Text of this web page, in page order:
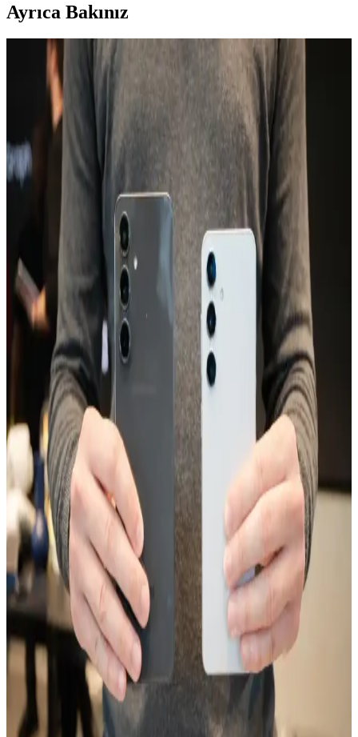
Ayrıca Bakınız
Tecno Spark 10 İncelemesi: Uygun Fiyatlı ve
Performans Odaklı Akıllı Telefon Seçenekleri
Tecno Spark 10, uygun fiyatı ve performansıyla öne çıkan, kullanıcı
memnuniyetini sağlayan şık tasarımı ve uzun pil ömrüyle günlük
kullanım için ideal bir akıllı telefon seçeneğidir.
TECNO Spark 20 ve Güncel Teknolojik Gelişmeler
Hakkında Detaylar
TECNO'nun yeni modelleri ve Spark serisinin özellikleri, tasarım,
batarya, kamera ve depolama alanındaki gelişmelerle ilgili detaylar
Galaxy A24: Uygun Fiyatlı ve Güçlü Özelliklere
Sahip Akıllı Telefon Seçeneği
Galaxy A24, uygun fiyatı ve temel özellikleriyle günlük kullanım ve
fotoğrafçılık ihtiyaçlarını karşılayan, uzun pil ömrü sunan ekonomik
akıllı telefon seçeneğidir.
Xiaomi Note 8'in Performans Özellikleri ve Aksesuar
Uyumluluğu Hakkında Güncel Bilgiler
Xiaomi Note 8'in performansı ve aksesuar uyumluluğu hakkında
genel bilgiler, teknik detaylar ve kullanım ipuçlarıyla ilgili güncel ve
kapsamlı bir değerlendirme.
Omix X7 ve Reeder P13 Blue Plus Akıllı
Telefonlarının Teknik Özellikleri ve Karşılaştırması
Omix X7 ve Reeder P13 Blue Plus modelleri, ekran, pil ve kamera
özellikleriyle benzer performans gösteriyor. Fiyat ve kullanım
ihtiyaçlarına göre tercih yapmayı kolaylaştıran detaylar içeriyor.
Huawei'nin Katlanabilir Telefon Modelleri ve
Teknolojik Gelişmeleri Üzerine Güncel Bir
Değerlendirme
Huawei'nin katlanabilir telefonları, yüksek teknoloji ve yenilikçilikle
öne çıkıyor. Bu modeller, taşınabilirlik ve geniş ekran avantajı
sağlarken, kullanıcı deneyimleri ve piyasa konumu da dikkat
çekiyor.